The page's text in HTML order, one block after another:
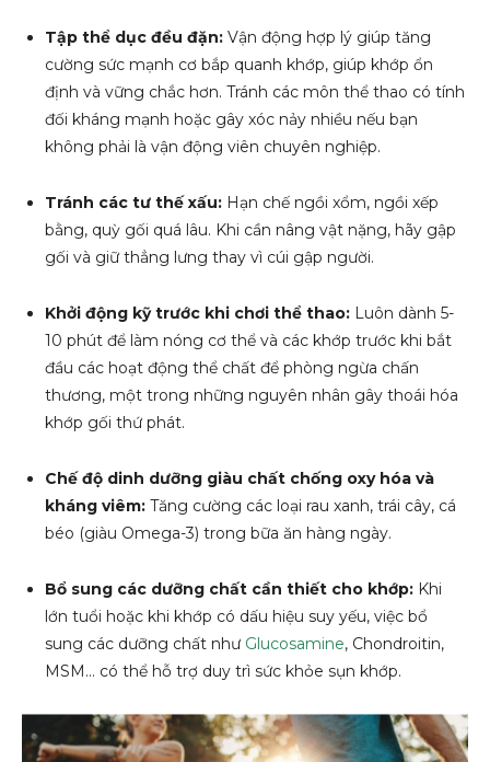
Tập thể dục đều đặn: Vận động hợp lý giúp tăng
cường sức mạnh cơ bắp quanh khớp, giúp khớp ổn
định và vững chắc hơn. Tránh các môn thể thao có tính
đối kháng mạnh hoặc gây xóc nảy nhiều nếu bạn
không phải là vận động viên chuyên nghiệp.
Tránh các tư thế xấu: Hạn chế ngồi xổm, ngồi xếp
bằng, quỳ gối quá lâu. Khi cần nâng vật nặng, hãy gập
gối và giữ thẳng lưng thay vì cúi gập người.
Khởi động kỹ trước khi chơi thể thao: Luôn dành 5-
10 phút để làm nóng cơ thể và các khớp trước khi bắt
đầu các hoạt động thể chất để phòng ngừa chấn
thương, một trong những nguyên nhân gây thoái hóa
khớp gối thứ phát.
Chế độ dinh dưỡng giàu chất chống oxy hóa và
kháng viêm: Tăng cường các loại rau xanh, trái cây, cá
béo (giàu Omega-3) trong bữa ăn hàng ngày.
Bổ sung các dưỡng chất cần thiết cho khớp: Khi
lớn tuổi hoặc khi khớp có dấu hiệu suy yếu, việc bổ
sung các dưỡng chất như Glucosamine, Chondroitin,
MSM… có thể hỗ trợ duy trì sức khỏe sụn khớp.